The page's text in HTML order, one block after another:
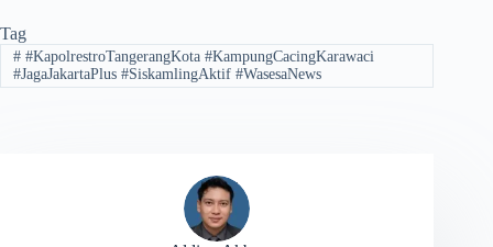
Tag
##KapolrestroTangerangKota #KampungCacingKarawaci
#JagaJakartaPlus #SiskamlingAktif #WasesaNews